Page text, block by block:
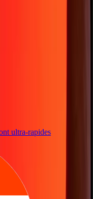
ultra-rapides